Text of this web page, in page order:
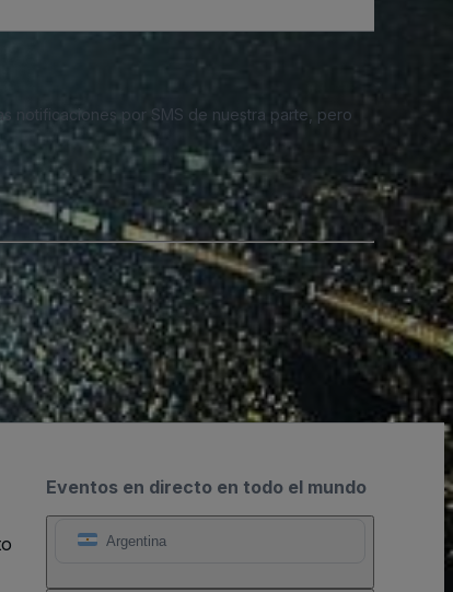
notificaciones por SMS de nuestra parte, pero
Eventos en directo en todo el mundo
Argentina